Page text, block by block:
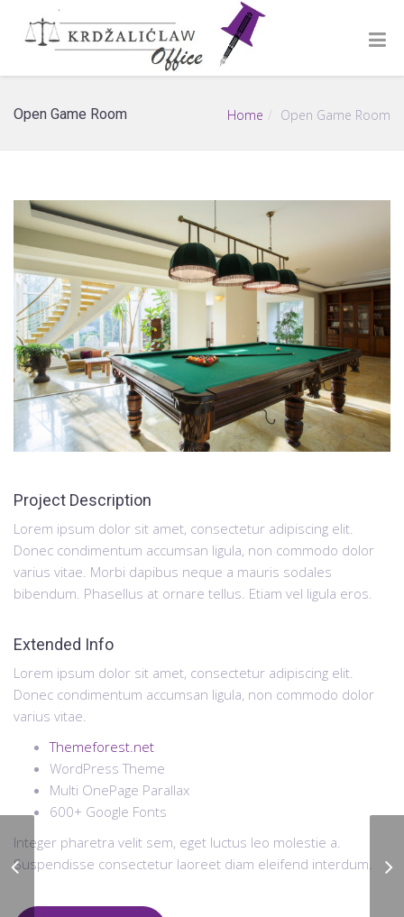
Open Game Room Home Open Game Room
Project Description
Lorem ipsum dolor sit amet, consectetur adipiscing elit.
Donec condimentum accumsan ligula, non commodo dolor
varius vitae. Morbi dapibus neque a mauris sodales
bibendum. Phasellus at ornare tellus. Etiam vel ligula eros.
Extended Info
Lorem ipsum dolor sit amet, consectetur adipiscing elit.
Donec condimentum accumsan ligula, non commodo dolor
varius vitae.
Themeforest.net
WordPress Theme
Multi OnePage Parallax
600+ Google Fonts
Integer pharetra velit sem, eget luctus leo molestie a.
Suspendisse consectetur laoreet diam eleifend interdum.
Guest House Kitchen